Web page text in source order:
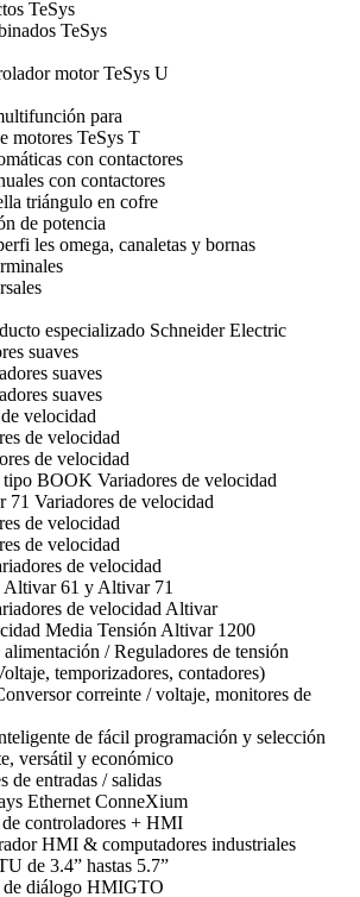
TeSys
TeSys
motor TeSys U
para
motores TeSys T
con contactores
con contactores
triángulo en cofre
de potencia
les omega, canaletas y bornas
especializado Schneider Electric
suaves
suaves
suaves
velocidad
de velocidad
de velocidad
BOOK Variadores de velocidad
Variadores de velocidad
de velocidad
de velocidad
de velocidad
Altivar 61 y Altivar 71
de velocidad Altivar
Media Tensión Altivar 1200
alimentación / Reguladores de tensión
temporizadores, contadores)
correinte / voltaje, monitores de
de fácil programación y selección
versátil y económico
de entradas / salidas
Ethernet ConneXium
controladores + HMI
HMI & computadores industriales
de 3.4” hastas 5.7”
de diálogo HMIGTO